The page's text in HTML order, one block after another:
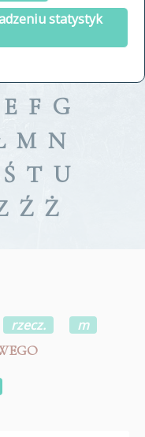
statystyk
a tergo
E F G
M N
Ś T U
Ź Ż
rzecz.
m